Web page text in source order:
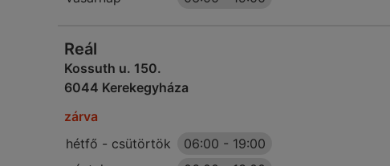
Reál
Kossuth u. 150.
6044 Kerekegyháza
zárva
hétfő - csütörtök
06:00 - 19:00